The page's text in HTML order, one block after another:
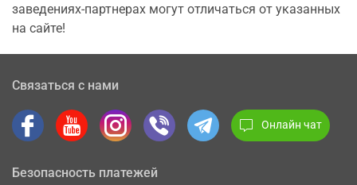
заведениях-партнерах могут отличаться от указанных
на сайте!
Связаться с нами
Онлайн чат
Безопасность платежей